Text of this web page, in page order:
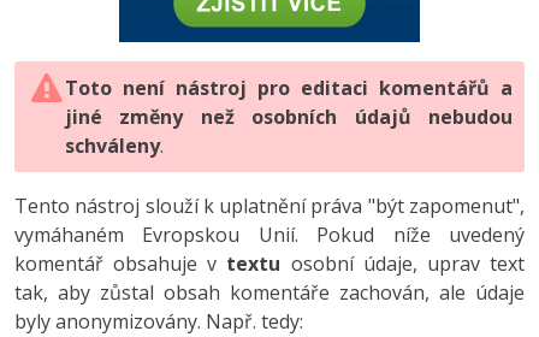
HTML5, CSS3, Bootstrap, SEO
SQL a databáze
Testování a verzování
UML a návrhové vzory
React
Spring
PHP
JavaScript
Python
HTML / CSS
UML a návrhové vzory
MySQL/MariaDB
Vývojář mobilních aplikací
C# Game developer
Tester
Systémový administrátor
-80%
JavaScript -80%
PHP -80%
Swift -80%
Kotlin -80%
Digitální gramotnost
Marketing
WordPress
SEO
UX
Business
Photoshop -80%
Adobe Illustrator -80%
Adobe Lightroom
Adobe XD
Adobe InDesign -25%
Adobe After Effects
Toto není nástroj pro editaci komentářů a
jiné změny než osobních údajů nebudou
schváleny.
Tento nástroj slouží k uplatnění práva "být zapomenut",
vymáhaném Evropskou Unií. Pokud níže uvedený
komentář obsahuje v textu osobní údaje, uprav text
tak, aby zůstal obsah komentáře zachován, ale údaje
byly anonymizovány. Např. tedy: